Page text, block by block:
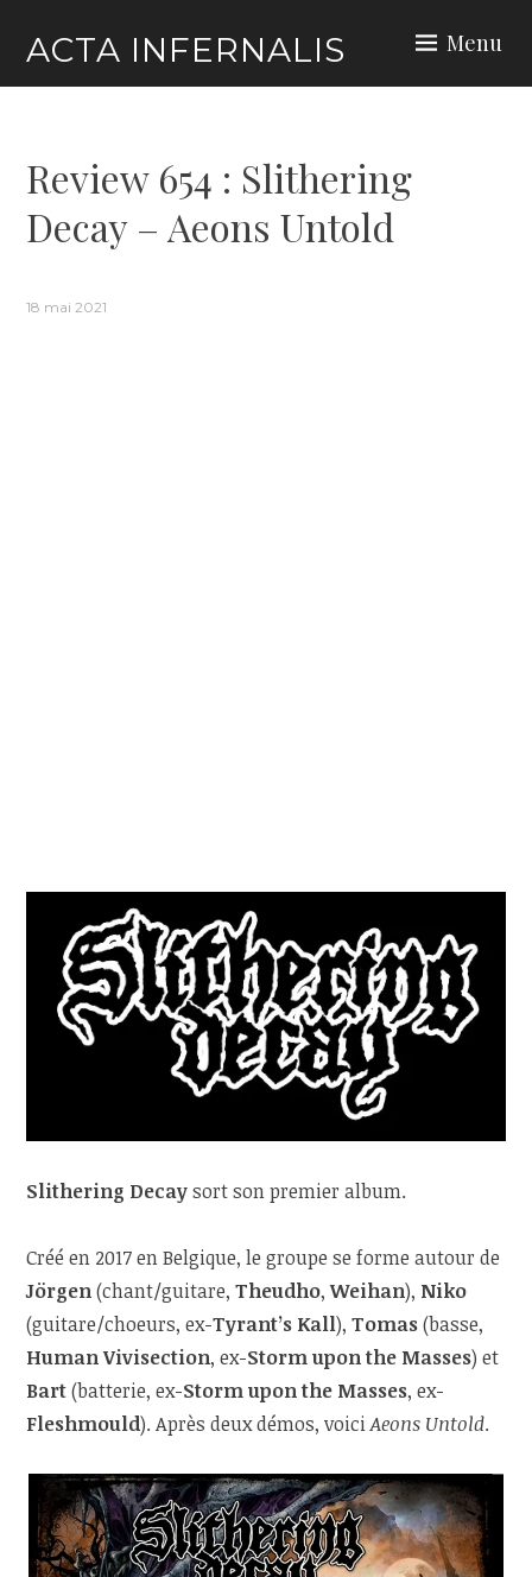
content
ACTA INFERNALIS Menu
Review 654 : Slithering
Decay – Aeons Untold
18 mai 2021
Slithering Decaysort son premier album.
Créé en 2017 en Belgique, le groupe se forme autour de
Jörgen(chant/guitare,Theudho,Weihan), Niko
(guitare/choeurs, ex-Tyrant’s Kall),Tomas(basse,
Human Vivisection, ex-Storm upon the Masses) et
Bart(batterie, ex-Storm upon the Masses, ex-
Fleshmould). Après deux démos, voiciAeons Untold.